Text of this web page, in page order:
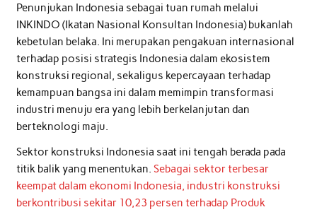
Penunjukan Indonesia sebagai tuan rumah melalui
INKINDO (Ikatan Nasional Konsultan Indonesia) bukanlah
kebetulan belaka. Ini merupakan pengakuan internasional
terhadap posisi strategis Indonesia dalam ekosistem
konstruksi regional, sekaligus kepercayaan terhadap
kemampuan bangsa ini dalam memimpin transformasi
industri menuju era yang lebih berkelanjutan dan
berteknologi maju.
Sektor konstruksi Indonesia saat ini tengah berada pada
titik balik yang menentukan. Sebagai sektor terbesar
keempat dalam ekonomi Indonesia, industri konstruksi
berkontribusi sekitar 10,23 persen terhadap Produk